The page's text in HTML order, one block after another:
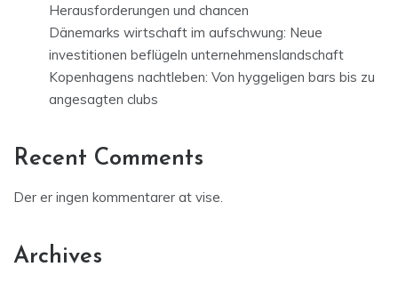
Herausforderungen und chancen
Dänemarks wirtschaft im aufschwung: Neue
investitionen beflügeln unternehmenslandschaft
Kopenhagens nachtleben: Von hyggeligen bars bis zu
angesagten clubs
Recent Comments
Der er ingen kommentarer at vise.
Archives